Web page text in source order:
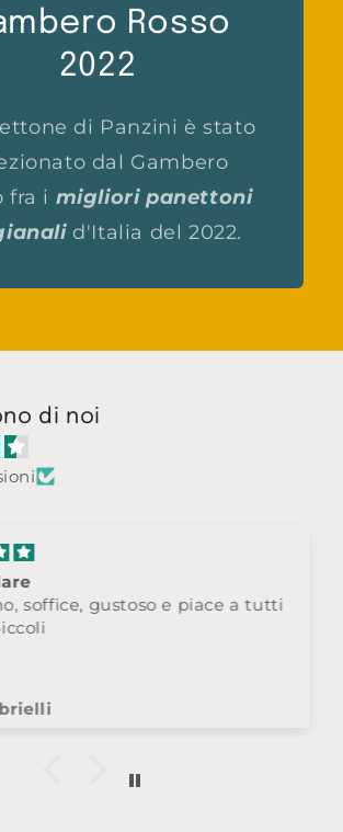
Rosso
2022
di Panzini è stato
dal Gambero
fra i migliori panettoni
d'Italia del 2022.
di noi
soffice, gustoso e piace a tutti